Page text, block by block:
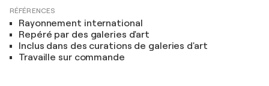
RÉFÉRENCES
Rayonnement international
Repéré par des galeries d'art
Inclus dans des curations de galeries d'art
Travaille sur commande